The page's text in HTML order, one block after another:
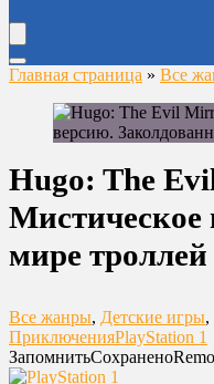
Главная страница » Все
Hugo: The
Мистическое
мире троллей
Все жанры, Детские игры,
ПриключенияPlayStation 1
ЗапомнитьСохранено